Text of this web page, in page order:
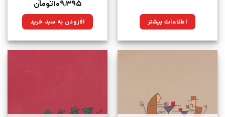
اطلاعات بیشتر
قیمت
۱۵۳,۰۰۰تومان
بود.
۱۰۹,۳۹۵تومان
۱۰۹,۳۹۵تومان.افزودن به سبد خرید